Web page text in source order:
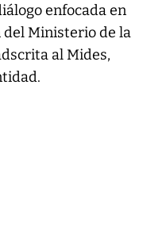
enfocada en
Ministerio de la
al Mides,